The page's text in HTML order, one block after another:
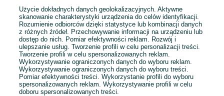
1 2 3 ... 20
Użycie dokładnych danych geolokalizacyjnych. Aktywne
skanowanie charakterystyki urządzenia do celów identyfikacji.
Rozumienie odbiorców dzięki statystyce lub kombinacji danych
z różnych źródeł. Przechowywanie informacji na urządzeniu lub
dostęp do nich. Pomiar efektywności reklam. Rozwój i
ulepszanie usług. Tworzenie profili w celu personalizacji treści.
Tworzenie profili w celu spersonalizowanych reklam.
Wykorzystywanie ograniczonych danych do wyboru reklam.
Wykorzystywanie ograniczonych danych do wyboru treści.
Pomiar efektywności treści. Wykorzystanie profili do wyboru
spersonalizowanych reklam. Wykorzystywanie profili w celu
doboru spersonalizowanych treści.